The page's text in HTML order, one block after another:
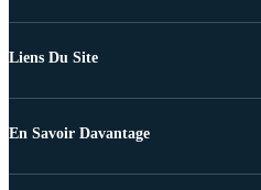
Liens Du Site
En Savoir Davantage